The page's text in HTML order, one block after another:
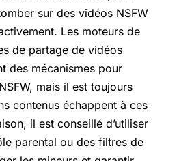
sur des vidéos NSFW
Les moteurs de
de partage de vidéos
des mécanismes pour
mais il est toujours
contenus échappent à ces
il est conseillé d’utiliser
parental ou des filtres de